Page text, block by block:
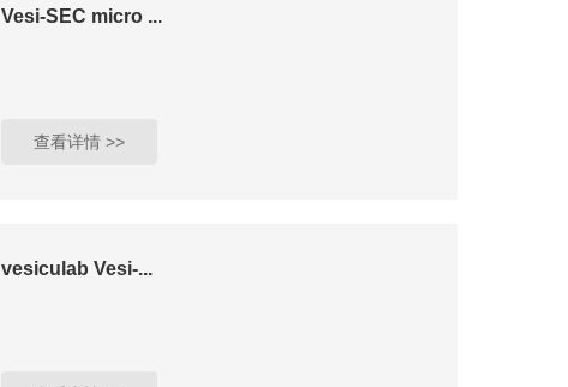
Vesi-SEC micro ...
查看详情 >>
vesiculab Vesi-...